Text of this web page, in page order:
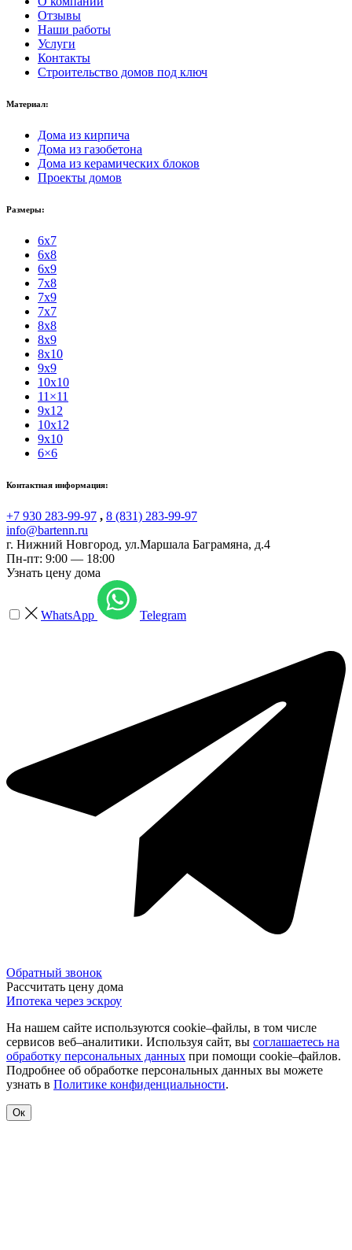
Отзывы
Наши работы
Услуги
Контакты
Строительство домов под ключ
Материал:
Дома из кирпича
Дома из газобетона
Дома из керамических блоков
Проекты домов
Размеры:
6x7
6x8
6x9
7x8
7x9
7x7
8x8
8x9
8x10
9x9
10x10
11×11
9x12
10x12
9x10
6×6
Контактная информация:
+7 930 283-99-97 , 8 (831) 283-99-97
info@bartenn.ru
г. Нижний Новгород, ул.Маршала Баграмяна, д.4
Пн-пт: 9:00 — 18:00
Узнать цену дома
WhatsApp Telegram
Обратный звонок
Рассчитать цену дома
Ипотека через эскроу
На нашем сайте используются cookie–файлы, в том числе
сервисов веб–аналитики. Используя сайт, вы соглашаетесь на
обработку персональных данных при помощи cookie–файлов.
Подробнее об обработке персональных данных вы можете
узнать в Политике конфиденциальности.
Ок